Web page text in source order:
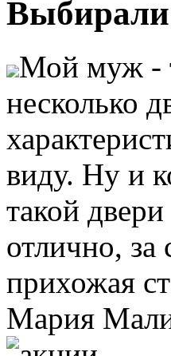
Выбирали
Мой муж -
несколько
виду. Ну и
такой
отлично, за
прихожая
Мария